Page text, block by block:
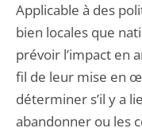
Applicable à des
bien locales que
prévoir l’impact en
fil de leur mise en
déterminer s’il y a
abandonner ou les